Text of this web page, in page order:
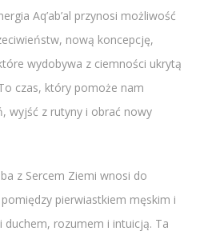
Aq’ab’al przynosi możliwość
nową koncepcję,
wydobywa z ciemności ukrytą
czas, który pomoże nam
wyjść z rutyny i obrać nowy
z Sercem Ziemi wnosi do
pomiędzy pierwiastkiem męskim i
rozumem i intuicją. Ta